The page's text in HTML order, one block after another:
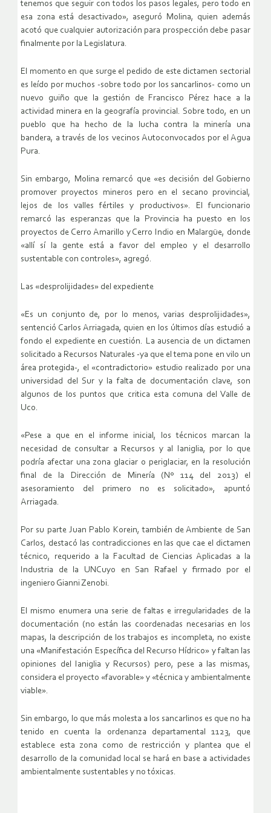
tenemos que seguir con todos los pasos legales, pero todo en
esa zona está desactivado», aseguró Molina, quien además
acotó que cualquier autorización para prospección debe pasar
finalmente por la Legislatura.
El momento en que surge el pedido de este dictamen sectorial
es leído por muchos -sobre todo por los sancarlinos- como un
nuevo guiño que la gestión de Francisco Pérez hace a la
actividad minera en la geografía provincial. Sobre todo, en un
pueblo que ha hecho de la lucha contra la minería una
bandera, a través de los vecinos Autoconvocados por el Agua
Pura.
Sin embargo, Molina remarcó que «es decisión del Gobierno
promover proyectos mineros pero en el secano provincial,
lejos de los valles fértiles y productivos». El funcionario
remarcó las esperanzas que la Provincia ha puesto en los
proyectos de Cerro Amarillo y Cerro Indio en Malargüe, donde
«allí sí la gente está a favor del empleo y el desarrollo
sustentable con controles», agregó.
Las «desprolijidades» del expediente
«Es un conjunto de, por lo menos, varias desprolijidades»,
sentenció Carlos Arriagada, quien en los últimos días estudió a
fondo el expediente en cuestión. La ausencia de un dictamen
solicitado a Recursos Naturales -ya que el tema pone en vilo un
área protegida-, el «contradictorio» estudio realizado por una
universidad del Sur y la falta de documentación clave, son
algunos de los puntos que critica esta comuna del Valle de
Uco.
«Pese a que en el informe inicial, los técnicos marcan la
necesidad de consultar a Recursos y al Ianiglia, por lo que
podría afectar una zona glaciar o periglaciar, en la resolución
final de la Dirección de Minería (Nº 114 del 2013) el
asesoramiento del primero no es solicitado», apuntó
Arriagada.
Por su parte Juan Pablo Korein, también de Ambiente de San
Carlos, destacó las contradicciones en las que cae el dictamen
técnico, requerido a la Facultad de Ciencias Aplicadas a la
Industria de la UNCuyo en San Rafael y firmado por el
ingeniero Gianni Zenobi.
El mismo enumera una serie de faltas e irregularidades de la
documentación (no están las coordenadas necesarias en los
mapas, la descripción de los trabajos es incompleta, no existe
una «Manifestación Específica del Recurso Hídrico» y faltan las
opiniones del Ianiglia y Recursos) pero, pese a las mismas,
considera el proyecto «favorable» y «técnica y ambientalmente
viable».
Sin embargo, lo que más molesta a los sancarlinos es que no ha
tenido en cuenta la ordenanza departamental 1123, que
establece esta zona como de restricción y plantea que el
desarrollo de la comunidad local se hará en base a actividades
ambientalmente sustentables y no tóxicas.